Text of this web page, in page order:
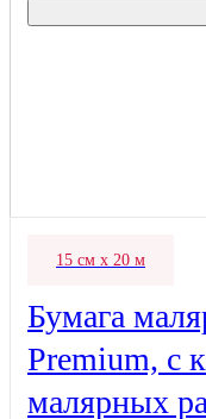
15 см х 20 м
Бумага
Premium, с
малярных